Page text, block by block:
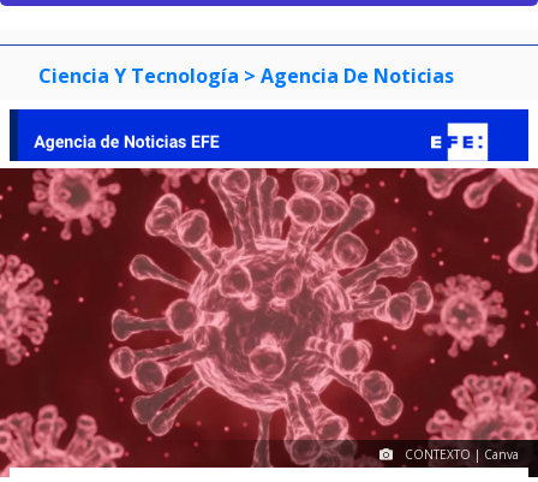
Ciencia Y Tecnología > Agencia De Noticias
CONTEXTO | Canva